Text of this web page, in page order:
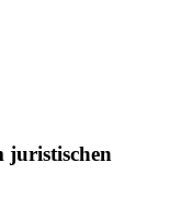
juristischen